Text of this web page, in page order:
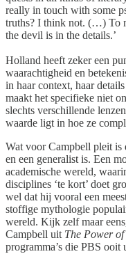
really in touch with some
truths? I think not. (…) To
the devil is in the details.’
Holland heeft zeker een
waarachtigheid en
in haar context, haar
maakt het specifieke niet
slechts verschillende
waarde ligt in hoe ze
Wat voor Campbell pleit is
en een generalist is. Een
academische wereld,
disciplines ‘te kort’ doet
wel dat hij vooral een
stoffige mythologie
wereld. Kijk zelf maar
Campbell uit The Power
programma’s die PBS ooit